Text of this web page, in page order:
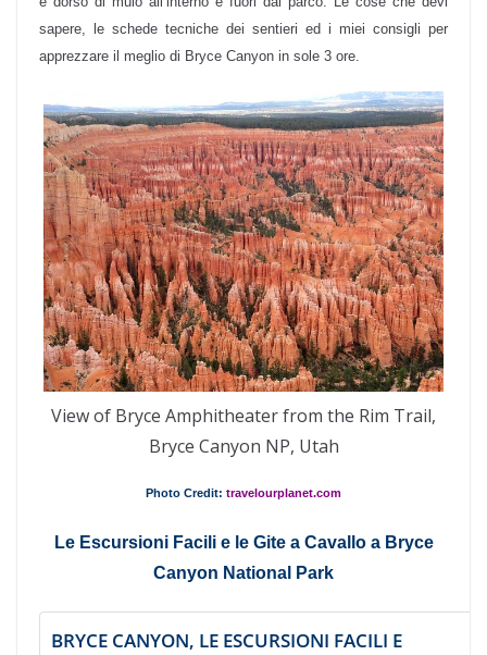
sapere, le schede tecniche dei sentieri ed i miei consigli per
apprezzare il meglio di Bryce Canyon in sole 3 ore.
View of Bryce Amphitheater from the Rim Trail,
Bryce Canyon NP, Utah
Photo Credit: travelourplanet.com
Le Escursioni Facili e le Gite a Cavallo a Bryce
Canyon National Park
BRYCE CANYON, LE ESCURSIONI FACILI E